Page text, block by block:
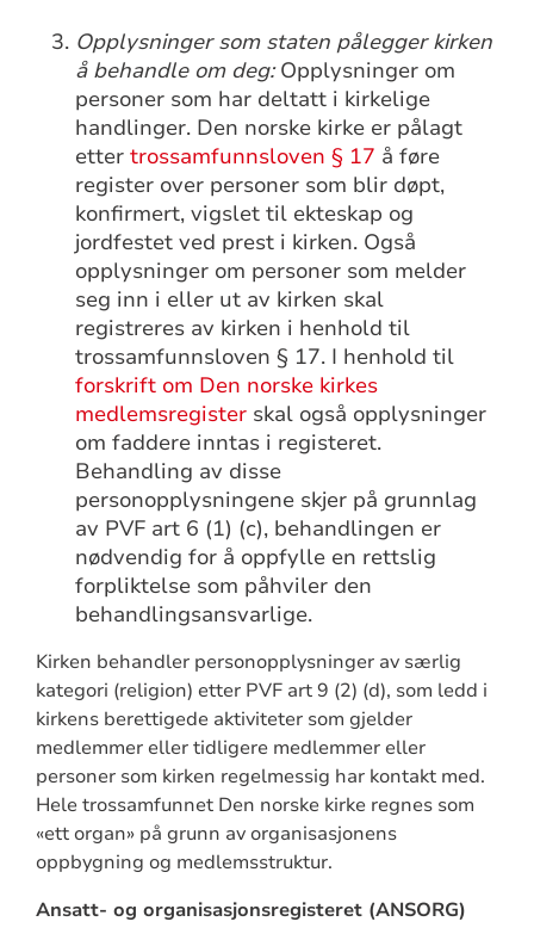
Opplysninger som staten pålegger kirken
å behandle om deg:Opplysninger om
personer som har deltatt i kirkelige
handlinger. Den norske kirke er pålagt
ettertrossamfunnsloven § 17 å føre
register over personer som blir døpt,
konfirmert, vigslet til ekteskap og
jordfestet ved prest i kirken. Også
opplysninger om personer som melder
seg inn i eller ut av kirken skal
registreres av kirken i henhold til
trossamfunnsloven § 17. I henhold til
forskrift om Den norske kirkes
medlemsregister skal også opplysninger
om faddere inntas i registeret.
Behandling av disse
personopplysningene skjer på grunnlag
av PVF art 6 (1) (c), behandlingen er
nødvendig for å oppfylle en rettslig
forpliktelse som påhviler den
behandlingsansvarlige.
Kirken behandler personopplysninger av særlig
kategori (religion) etter PVF art 9 (2) (d), som ledd i
kirkens berettigede aktiviteter som gjelder
medlemmer eller tidligere medlemmer eller
personer som kirken regelmessig har kontakt med.
Hele trossamfunnet Den norske kirke regnes som
«ett organ» på grunn av organisasjonens
oppbygning og medlemsstruktur.
Ansatt- og organisasjonsregisteret (ANSORG)